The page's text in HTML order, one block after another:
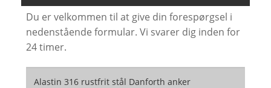
Du er velkommen til at give din forespørgsel i
nedenstående formular. Vi svarer dig inden for
24 timer.